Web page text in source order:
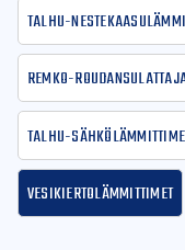
Talhu-
Remko-
Talhu-
Vesikiertolämmittimet